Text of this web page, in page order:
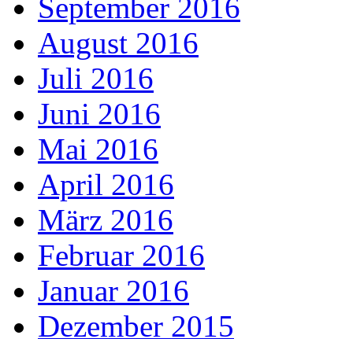
September 2016
August 2016
Juli 2016
Juni 2016
Mai 2016
April 2016
März 2016
Februar 2016
Januar 2016
Dezember 2015